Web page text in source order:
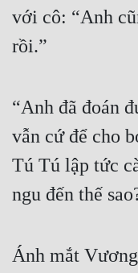
Tiểu Thuyết
Trinh Thám
Trùng Sinh
Trọng Sinh
Tu Chân
Tu Tiên
với cô: “Anh
rồi.”
“Anh đã đoán
vẫn cứ để cho
Tú Tú lập tức
ngu đến thế
Ánh mắt